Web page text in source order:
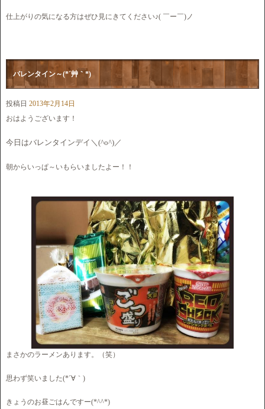
仕上がりの気になる方はぜひ見にきてください♪( ￣ー￣)ノ
バレンタイン～(*´艸｀*)
投稿日 2013年2月14日
おはようございます！
今日はバレンタインデイ＼(^o^)／
朝からいっぱ～いもらいましたよー！！
まさかのラーメンあります。（笑）
思わず笑いました(*´∀｀)
きょうのお昼ごはんですー(*^^*)